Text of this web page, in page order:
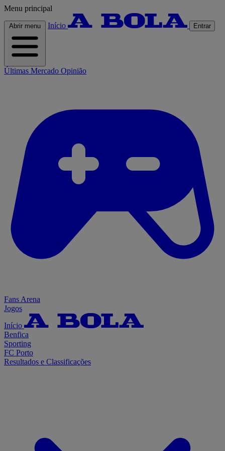
Menu principal
Abrir menu Início Entrar
Últimas Mercado Opinião
Fans Arena
Jogos
Início
Benfica
Sporting
FC Porto
Resultados e Classificações